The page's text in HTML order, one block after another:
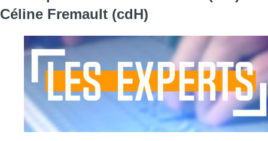
Céline Fremault (cdH)